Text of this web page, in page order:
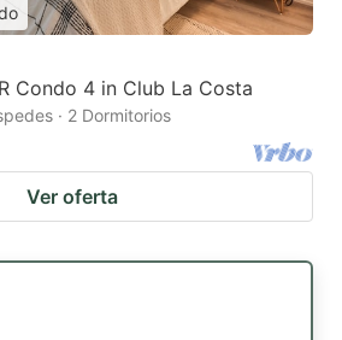
Condo 4 in Club La Costa
· 2 Dormitorios
Ver oferta